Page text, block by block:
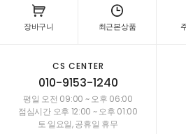
장바구니 최근본상품
CS CENTER
010-9153-1240
평일 오전 09:00 ~ 오후 06:00
점심시간 오후 12:00 ~ 오후 01:00
토·일요일, 공휴일 휴무